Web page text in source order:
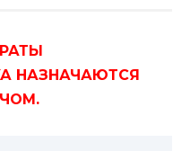
НАЗНАЧАЮТСЯ